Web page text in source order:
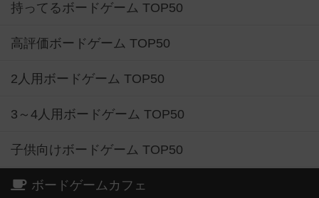
持ってるボードゲーム TOP50
高評価ボードゲーム TOP50
2人用ボードゲーム TOP50
3～4人用ボードゲーム TOP50
子供向けボードゲーム TOP50
ボードゲームカフェ